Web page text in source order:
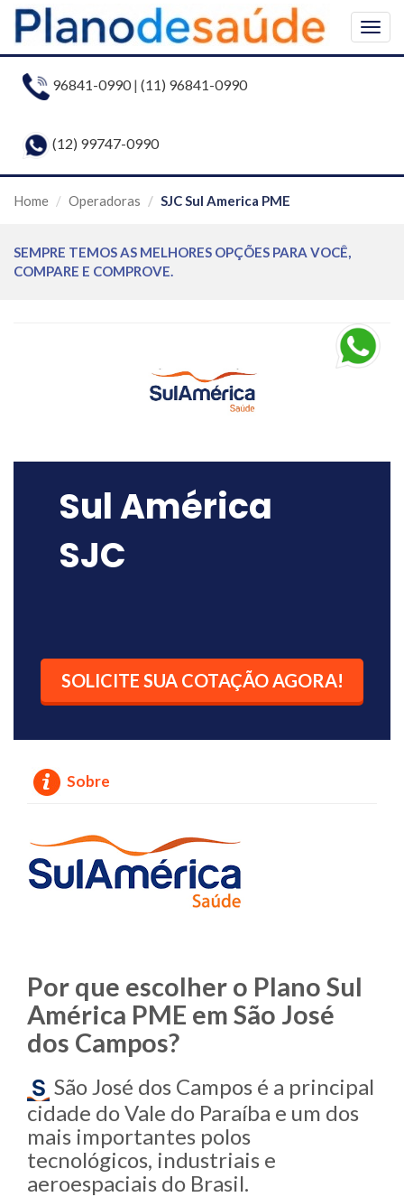
96841-0990| (11) 96841-0990
(12) 99747-0990
Home Operadoras SJC Sul America PME
SEMPRE TEMOS AS MELHORES OPÇÕES PARA VOCÊ,
COMPARE E COMPROVE.
Sul América
SJC
SOLICITE SUA COTAÇÃO AGORA!
Sobre
Por que escolher o Plano Sul
América PME em São José
dos Campos?
São José dos Campos é a principal
cidade do Vale do Paraíba e um dos
mais importantes polos
tecnológicos, industriais e
aeroespaciais do Brasil.